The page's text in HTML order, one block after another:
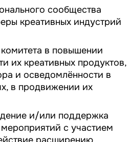
сообщества
креативных индустрий
в повышении
их креативных продуктов,
и осведомлённости в
в продвижении их
и/или поддержка
с участием